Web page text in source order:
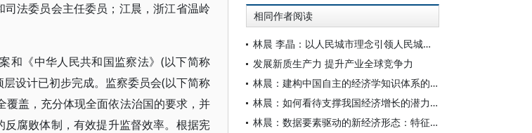
法委员会主任委员；江晨，浙江省温岭
和《中华人民共和国监察法》(以下简称
设计已初步完成。监察委员会(以下简称
盖，充分体现全面依法治国的要求，并
腐败体制，有效提升监督效率。根据宪
相同作者阅读
林晨 李晶：以人民城市理念引领人民城市建设
发展新质生产力 提升产业全球竞争力
林晨：建构中国自主的经济学知识体系的科学指引
林晨：如何看待支撑我国经济增长的潜力和动力
林晨：数据要素驱动的新经济形态：特征及优势